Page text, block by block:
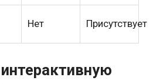
Нет Присутствует